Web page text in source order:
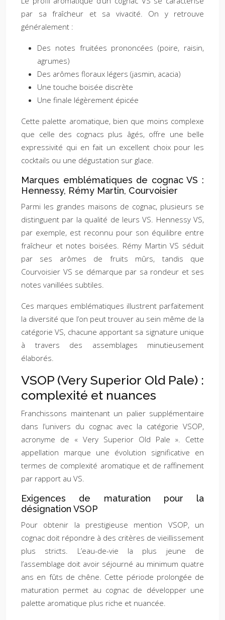
par sa fraîcheur et sa vivacité. On y retrouve
généralement :
Des notes fruitées prononcées (poire, raisin,
agrumes)
Des arômes floraux légers (jasmin, acacia)
Une touche boisée discrète
Une finale légèrement épicée
Cette palette aromatique, bien que moins complexe
que celle des cognacs plus âgés, offre une belle
expressivité qui en fait un excellent choix pour les
cocktails ou une dégustation sur glace.
Marques emblématiques de cognac VS :
Hennessy, Rémy Martin, Courvoisier
Parmi les grandes maisons de cognac, plusieurs se
distinguent par la qualité de leurs VS. Hennessy VS,
par exemple, est reconnu pour son équilibre entre
fraîcheur et notes boisées. Rémy Martin VS séduit
par ses arômes de fruits mûrs, tandis que
Courvoisier VS se démarque par sa rondeur et ses
notes vanillées subtiles.
Ces marques emblématiques illustrent parfaitement
la diversité que l’on peut trouver au sein même de la
catégorie VS, chacune apportant sa signature unique
à travers des assemblages minutieusement
élaborés.
VSOP (Very Superior Old Pale) :
complexité et nuances
Franchissons maintenant un palier supplémentaire
dans l’univers du cognac avec la catégorie VSOP,
acronyme de « Very Superior Old Pale ». Cette
appellation marque une évolution significative en
termes de complexité aromatique et de raffinement
par rapport au VS.
Exigences de maturation pour la
désignation VSOP
Pour obtenir la prestigieuse mention VSOP, un
cognac doit répondre à des critères de vieillissement
plus stricts. L’eau-de-vie la plus jeune de
l’assemblage doit avoir séjourné au minimum quatre
ans en fûts de chêne. Cette période prolongée de
maturation permet au cognac de développer une
palette aromatique plus riche et nuancée.